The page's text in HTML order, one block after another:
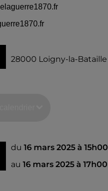
28000 Loigny-la-Bataille
du 16 mars 2025 à 15h00
au 16 mars 2025 à 17h00